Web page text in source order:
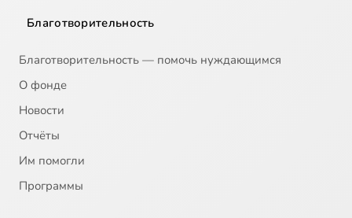
Благотворительность
Благотворительность — помочь нуждающимся
О фонде
Новости
Отчёты
Им помогли
Программы